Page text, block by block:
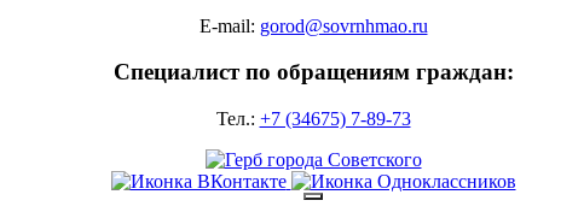
E-mail: gorod@sovrnhmao.ru
Специалист по обращениям граждан:
Тел.: +7 (34675) 7-89-73